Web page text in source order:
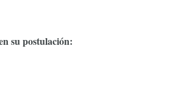
su postulación: